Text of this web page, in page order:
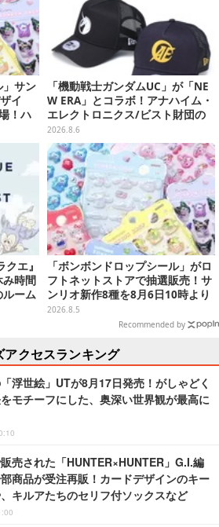
」サン
イ
！ハ
ど全
「機動戦士ガンダムUC」が「NE
W ERA」とコラボ！アナハイム・
エレクトロニクス/ビスト財団の
キャップが予約開始
2026.8.6
エ』
み時間
ーム
ナッ
「ボンボンドロップシール」がロ
フトネットストアで抽選販売！サ
ンリオ新作8種を8月6日10時より
受付開始
2026.8.5
Recommended by
アクセスランキング
浮世絵」UTが8月17日発売！がしゃどく
モチーフにした、奥深い世界観が最高に
売された「HUNTER×HUNTER」G.I.編
商品が受注再販！カードデザインのキー
キルアたちのセリフ付ソックスなど